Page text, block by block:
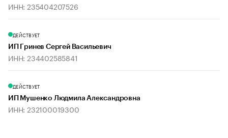
ИНН: 235404207526
ДЕЙСТВУЕТ
ИП Гринев Сергей Васильевич
ИНН: 234402585841
ДЕЙСТВУЕТ
ИП Мушенко Людмила Александровна
ИНН: 232100019300